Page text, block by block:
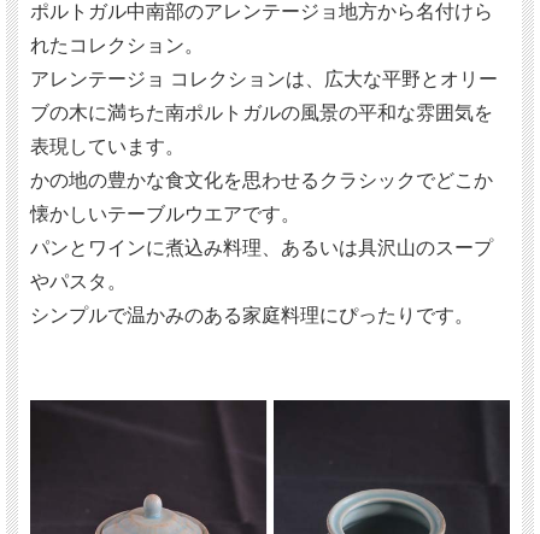
ポルトガル中南部のアレンテージョ地方から名付けら
れたコレクション。
アレンテージョ コレクションは、広大な平野とオリー
ブの木に満ちた南ポルトガルの風景の平和な雰囲気を
表現しています。
かの地の豊かな食文化を思わせるクラシックでどこか
懐かしいテーブルウエアです。
パンとワインに煮込み料理、あるいは具沢山のスープ
やパスタ。
シンプルで温かみのある家庭料理にぴったりです。